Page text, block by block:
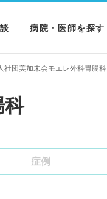
病院・医師を探す
社団美加未会モエレ外科胃腸科
科
症例